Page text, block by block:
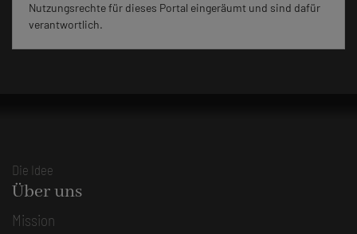
Nutzungsrechte für dieses Portal eingeräumt und sind dafür
verantwortlich.
Die Idee
Über uns
Mission